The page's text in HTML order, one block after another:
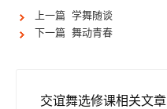
上一篇 学舞随谈
下一篇 舞动青春
交谊舞选修课相关文章